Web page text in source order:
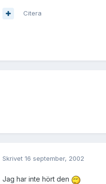
Citera
Skrivet 16 september, 2002
Jag har inte hört den